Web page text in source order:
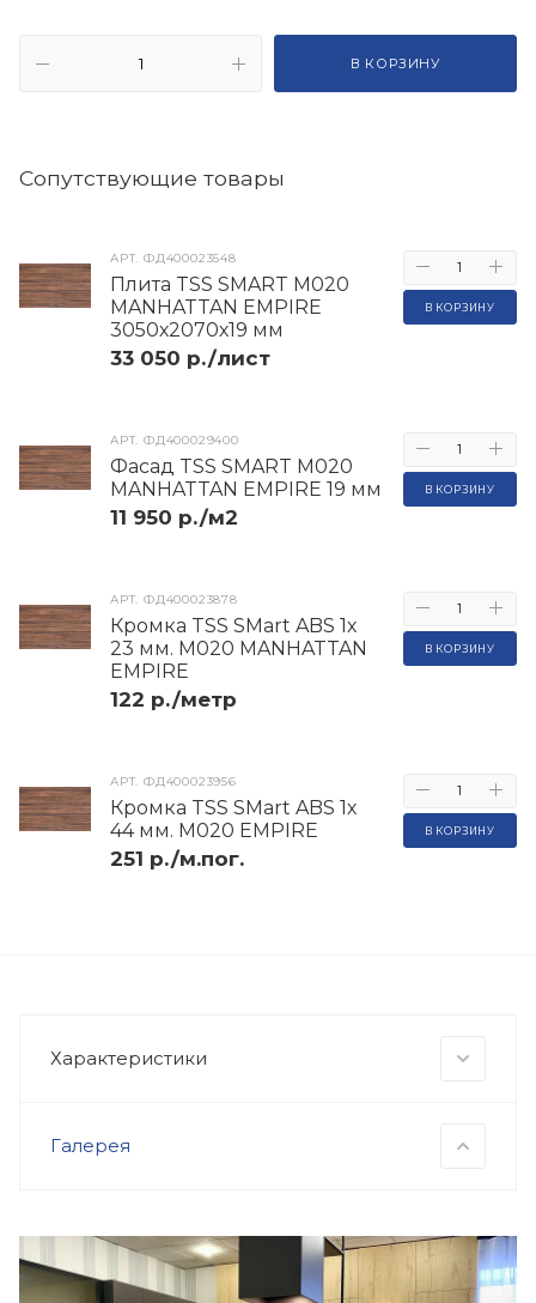
В КОРЗИНУ
Cопутствующие товары
АРТ.ФД400023956
Кромка TSS SMart ABS 1х
44 мм. M020 EMPIRE
251 р./м.пог.
В КОРЗИНУ
АРТ.ФД400023878
Кромка TSS SMart ABS 1х
23 мм. M020 MANHATTAN
EMPIRE
122 р./метр
В КОРЗИНУ
АРТ.ФД400029400
Фасад TSS SMART M020
MANHATTAN EMPIRE 19 мм
11 950 р./м2
В КОРЗИНУ
АРТ.ФД400023548
Плита TSS SMART M020
MANHATTAN EMPIRE
3050х2070х19 мм
33 050 р./лист
В КОРЗИНУ
Характеристики
Галерея